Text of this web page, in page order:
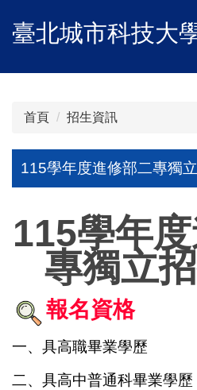
到
臺北城市科技大
首頁 招生資訊
115學年度進修部二專獨
115學年
專獨立
報名資格
一、具高職畢業學歷
二、具高中普通科畢業學